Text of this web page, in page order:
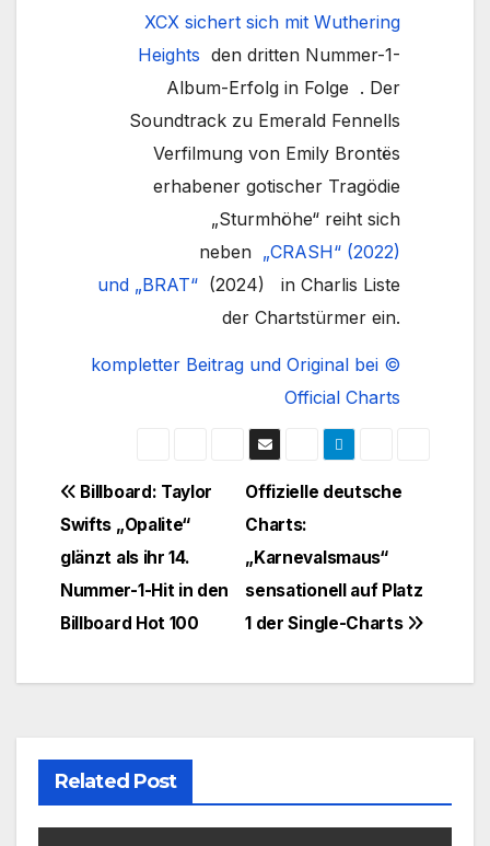
XCX sichert sich mit Wuthering
Heights den dritten Nummer-1-
Album-Erfolg in Folge . Der
Soundtrack zu Emerald Fennells
Verfilmung von Emily Brontës
erhabener gotischer Tragödie
„Sturmhöhe“ reiht sich
neben „CRASH“ (2022)
und „BRAT“(2024) in Charlis Liste
der Chartstürmer ein.
kompletter Beitrag und Original bei ©
Official Charts
Beitragsnavigation
Offizielle deutsche
Charts:
„Karnevalsmaus“
sensationell auf Platz
1 der Single-Charts
Billboard: Taylor
Swifts „Opalite“
glänzt als ihr 14.
Nummer-1-Hit in den
Billboard Hot 100
Related Post